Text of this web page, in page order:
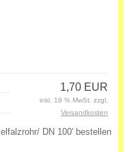
1,70 EUR
inkl. 19 % MwSt. zzgl.
Versandkosten